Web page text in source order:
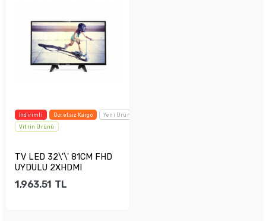
İndirimli Ücretsiz Kargo
Yeni Ürün
Vitrin Ürünü
TV LED 32\'\' 81CM FHD
UYDULU 2XHDMI
1,963.51 TL